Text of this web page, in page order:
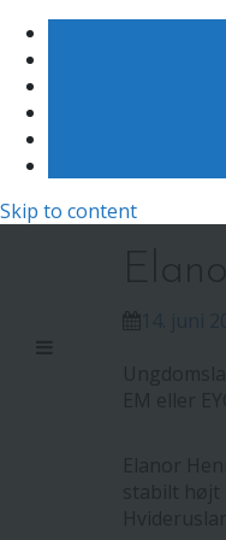
Skip to content
EM eller
Elanor
stabilt